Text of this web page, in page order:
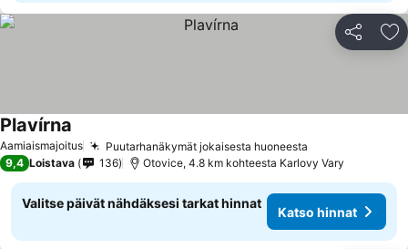
Jaa
Aamiaismajoitus Puutarhanäkymät jokaisesta huoneesta
Plavírna
9,4 Loistava 136 Otovice, 4.8 km kohteesta Karlovy Vary
Valitse päivät nähdäksesi tarkat hinnat
Katso hinnat